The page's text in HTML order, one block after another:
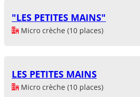
"LES PETITES MAINS"
Micro crèche (10 places)
LES PETITES MAINS
Micro crèche (10 places)